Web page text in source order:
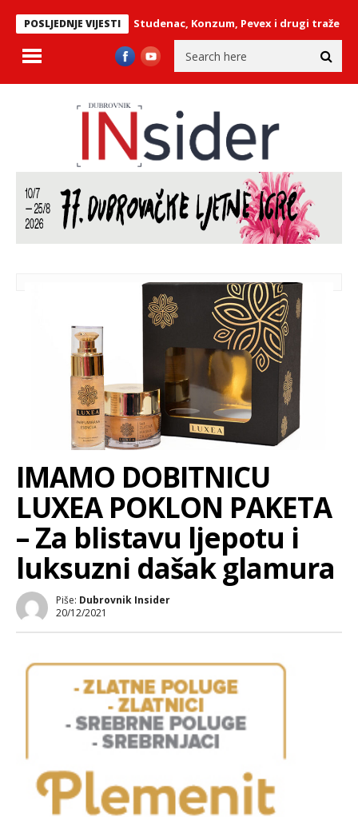
POSLJEDNJE VIJESTI
Telekom, Studenac, Konzum, Pevex i drugi traže radnike
IMAMO DOBITNICU
LUXEA POKLON PAKETA
– Za blistavu ljepotu i
luksuzni dašak glamura
Piše: Dubrovnik Insider
20/12/2021